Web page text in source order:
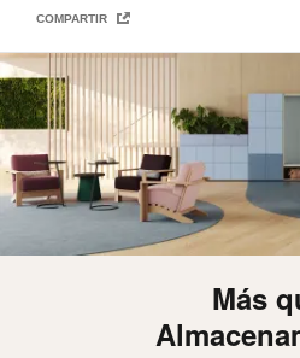
COMPARTIR
Más